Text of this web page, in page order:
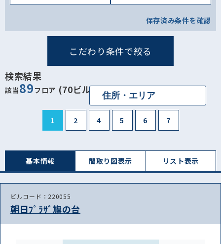
保存済み条件を確認
こだわり条件で絞る
検索結果
該当89 フロア (70ビル)
1 2 4 5 6 7
基本情報 間取り図表⽰ リスト表⽰
ビルコード：220055
朝日ﾌﾟﾗｻﾞ旗の台